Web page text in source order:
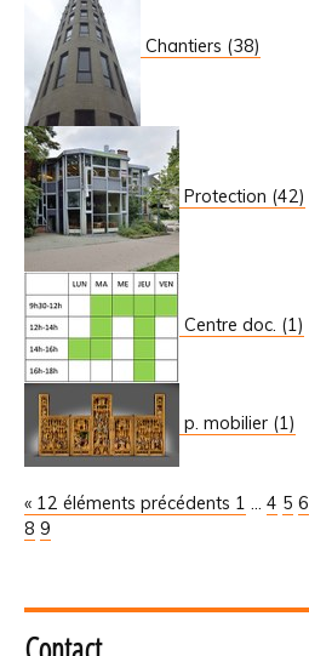
Chantiers (38)
Protection (42)
Centre doc. (1)
p. mobilier (1)
« 12 éléments précédents 1 ... 4 5 6
8 9